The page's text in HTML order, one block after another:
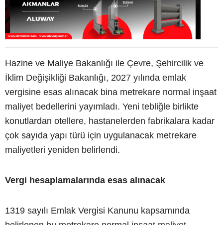
Hazine ve Maliye Bakanlığı ile Çevre, Şehircilik ve
İklim Değişikliği Bakanlığı, 2027 yılında emlak
vergisine esas alınacak bina metrekare normal inşaat
maliyet bedellerini yayımladı. Yeni tebliğle birlikte
konutlardan otellere, hastanelerden fabrikalara kadar
çok sayıda yapı türü için uygulanacak metrekare
maliyetleri yeniden belirlendi.
Vergi hesaplamalarında esas alınacak
1319 sayılı Emlak Vergisi Kanunu kapsamında